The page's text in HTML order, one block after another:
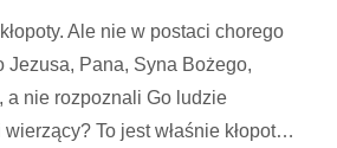
Ale nie w postaci chorego
Jezusa, Pana, Syna Bożego,
a nie rozpoznali Go ludzie
To jest właśnie kłopot…